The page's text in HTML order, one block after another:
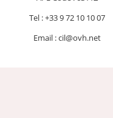
Tel : +33 9 72 10 10 07
Email : cil@ovh.net